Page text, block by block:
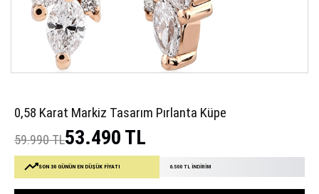
0,58 Karat Markiz Tasarım Pırlanta Küpe
59.990 TL53.490 TL
SON 30 GÜNÜN EN DÜŞÜK FİYATI 6.500 TL İNDİRİM